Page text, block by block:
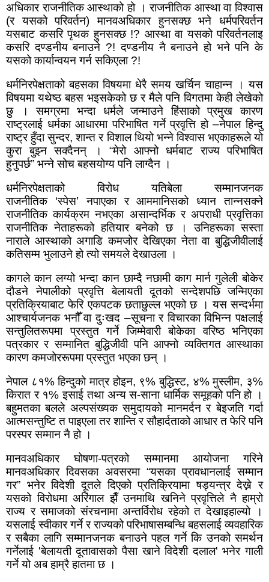
अधिकार राजनीतिक आस्थाको हो । राजनीतिक आस्था वा विश्वास
(र यसको परिवर्तन) मानवअधिकार हुनसक्छ भने धर्मपरिवर्तन
यसबाट कसरि पृथक हुनसक्छ !? आस्था वा यसको परिवर्तनलाइ
कसरि दण्डनीय बनाउने ?!दण्डनीय नै बनाउने हो भने पनि के
यसको कार्यान्वयन गर्न सकिएला?!
धर्मनिरपेक्षताको बहसका विषयमा धेरै समय खर्चिन चाहान्न । यस
विषयमा यथेष्ठ बहस भइसकेको छ र मैले पनि विगतमा केही लेखेको
छु । समग्रमा भन्दा धर्मले जन्माउने हिंसाको प्रमुख कारण
राष्ट्रलाई धर्मका आधारमा परिभाषित गर्ने प्रवृत्ति हो–नेपाल हिन्दु
राष्ट्र हुँदा सुन्दर,शान्त र विशाल थियो भन्ने विश्वास भएकाहरूले यो
कुरा बुझ्न सक्दैनन् ।
“मेरो आफ्नो धर्मबाट राज्य परिभाषित
हुनुपर्छ” भन्ने सोच बहसयोग्य पनि लाग्दैन ।
धर्मनिरपेक्षताको विरोध यतिबेला सम्मानजनक
राजनीतिक‘स्पेस’नपाएका र आममानिसको ध्यान तान्नसक्ने
राजनीतिक कार्यक्रम नभएका असान्दर्भिक र अपराधी प्रवृत्तिका
राजनीतिक नेताहरूको हतियार बनेको छ । उनिहरूका सस्ता
नाराले आस्थाको अगाडि कमजोर देखिएका नेता वा बुद्धिजीवीलाई
कतिसम्म भुलाउने हो त्यो समयले देखाउला ।
कागले कान लग्यो भन्दा कान छाम्दै नछामी काग मार्न गुलेली बोकेर
दौडने नेपालीको प्रवृत्ति बेलायती दूतको सन्देशपछि जन्मिएका
प्रतिक्रियाबाट फेरि एकपटक छताछुल्ल भएको छ । यस सन्दर्भमा
आश्चार्यजनक भनौँ वा दुःखद–सूचना र विचारका विभिन्न पक्षलाई
सन्तुलितरूपमा प्रस्तुत गर्ने जिम्मेवारी बोकेका वरिष्ठ भनिएका
पत्रकार र सम्मानित बुद्धिजीवी पनि आफ्नो व्यक्तिगत आस्थाका
कारण कमजोररूपमा प्रस्तुत भएका छन् ।
नेपाल ८१% हिन्दुको मात्र होइन, ९% बुद्धिस्ट, ४% मुस्लीम, ३%
किरात र १% इसाई तथा अन्य स-साना धार्मिक समूहको पनि हो ।
बहुमतका बलले अल्पसंख्यक समुदायको मानमर्दन र बेइजति गर्दा
आत्मसन्तुष्टि त पाइएला तर शान्ति र सौहार्दताको आधार त फेरि पनि
परस्पर सम्मान नै हो ।
मानवअधिकार घोषणा-पत्रको सम्मानमा आयोजना गरिने
मानवअधिकार दिवसका अवसरमा“यसका प्रावधानलाई सम्मान
गर” भनेर विदेशी दूतले दिएको प्रतिक्रियामा षड्यन्त्र देख्ने र
यसको विरोधमा अरिंगाल झैँ उनमाथि खनिने प्रवृत्तिले नै हाम्रो
राज्य र समाजको संरचनामा अन्तर्विरोध रहेको त देखाइहाल्यो ।
यसलाई स्वीकार गर्ने र राज्यको परिभाषासम्बन्धि बहसलाई व्यवहारिक
र सबैका लागि सम्मानजनक बनाउने पहल गर्ने कि उनको समर्थन
गर्नेलाई 'बेलायती दूतावासको पैसा खाने विदेशी दलाल'भनेर गाली
गर्ने यो अब हाम्रै हातमा छ ।